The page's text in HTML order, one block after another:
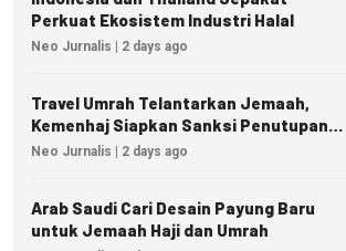
Perkuat Ekosistem Industri Halal
Neo Jurnalis | 2 days ago
Travel Umrah Telantarkan Jemaah,
Kemenhaj Siapkan Sanksi Penutupan
Izin hingga Pidana
Neo Jurnalis | 2 days ago
Arab Saudi Cari Desain Payung Baru
untuk Jemaah Haji dan Umrah